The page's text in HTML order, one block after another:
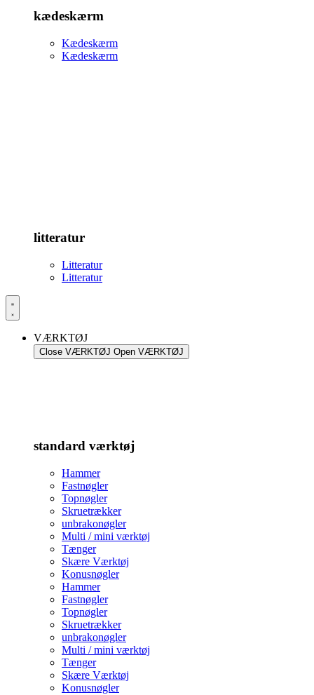
kædeskærm
Kædeskærm
Kædeskærm
litteratur
Litteratur
Litteratur
VÆRKTØJ
Close VÆRKTØJ Open VÆRKTØJ
standard værktøj
Hammer
Fastnøgler
Topnøgler
Skruetrækker
unbrakonøgler
Multi / mini værktøj
Tænger
Skære Værktøj
Konusnøgler
Hammer
Fastnøgler
Topnøgler
Skruetrækker
unbrakonøgler
Multi / mini værktøj
Tænger
Skære Værktøj
Konusnøgler